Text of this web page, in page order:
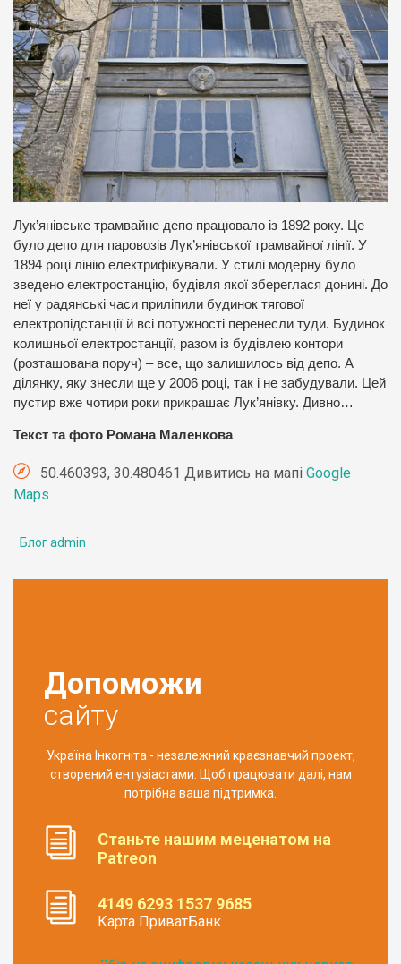
Лук’янівське трамвайне депо працювало із 1892 року. Це
було депо для паровозів Лук’янівської трамвайної лінії. У
1894 році лінію електрифікували. У стилі модерну було
зведено електростанцію, будівля якої збереглася донині. До
неї у радянські часи приліпили будинок тягової
електропідстанції й всі потужності перенесли туди. Будинок
колишньої електростанції, разом із будівлею контори
(розташована поруч) – все, що залишилось від депо. А
ділянку, яку знесли ще у 2006 році, так і не забудували. Цей
пустир вже чотири роки прикрашає Лук’янівку. Дивно…
Текст та фото Романа Маленкова
50.460393, 30.480461 Дивитись на мапі Google
Maps
Блог admin
Допоможи
сайту
Україна Інкогніта - незалежний краєзнавчий проект,
створений ентузіастами. Щоб працювати далі, нам
потрібна ваша підтримка.
Станьте нашим меценатом на
Patreon
4149 6293 1537 9685
Карта ПриватБанк